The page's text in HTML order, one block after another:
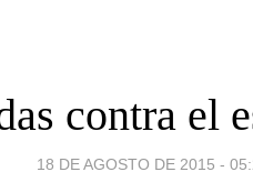
contra el
18 DE AGOSTO DE 2015 -